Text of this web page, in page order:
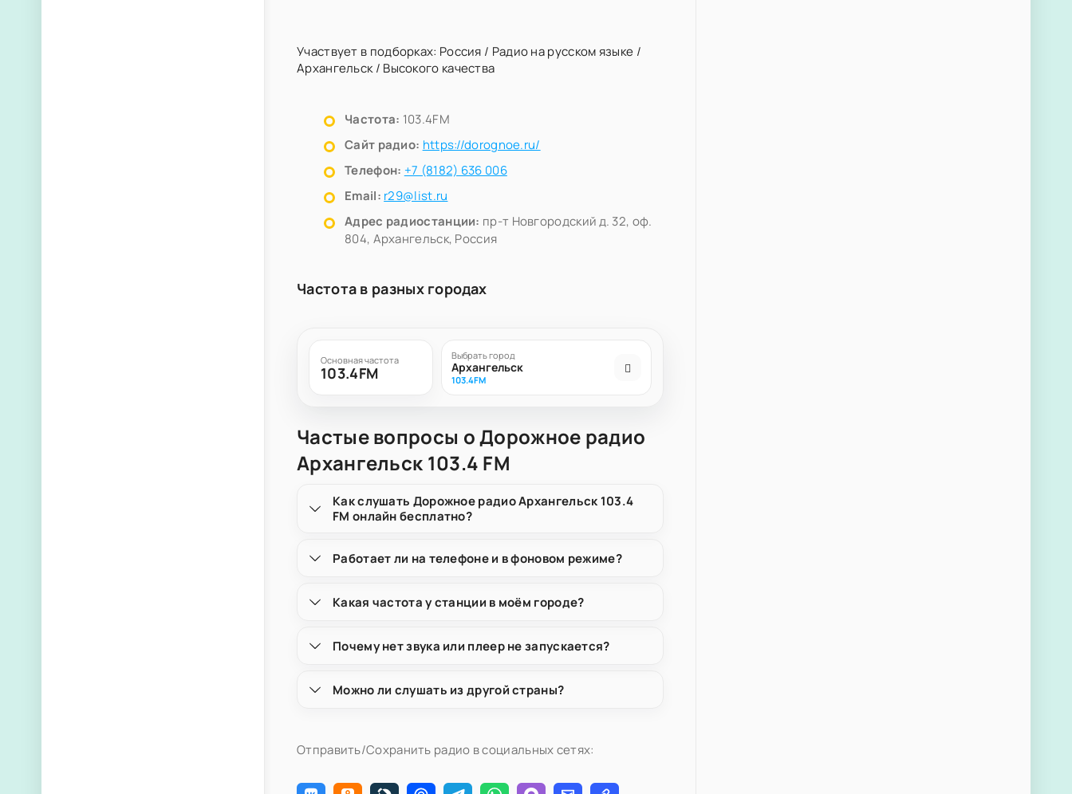
Участвует в подборках: Россия / Радио на русском языке /
Архангельск/ Высокого качества
Частота: 103.4FM
Сайт радио: https://dorognoe.ru/
Телефон: +7 (8182) 636 006
Email: r29@list.ru
Адрес радиостанции: пр-т Новгородский д. 32, оф.
804, Архангельск, Россия
Частота в разных городах
Основная частота
103.4FM
Выбрать город
Архангельск
103.4FM
Частые вопросы о Дорожное радио
Архангельск 103.4 FM
Как слушать Дорожное радио Архангельск 103.4
FM онлайн бесплатно?
Работает ли на телефоне и в фоновом режиме?
Какая частота у станции в моём городе?
Почему нет звука или плеер не запускается?
Можно ли слушать из другой страны?
Отправить/Сохранить радио в социальных сетях: